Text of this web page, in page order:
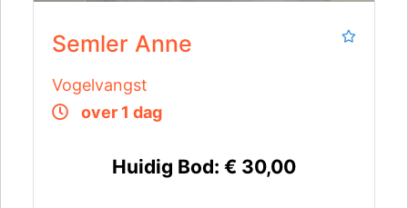
Semler Anne
Vogelvangst
over 1 dag
Huidig Bod: € 30,00